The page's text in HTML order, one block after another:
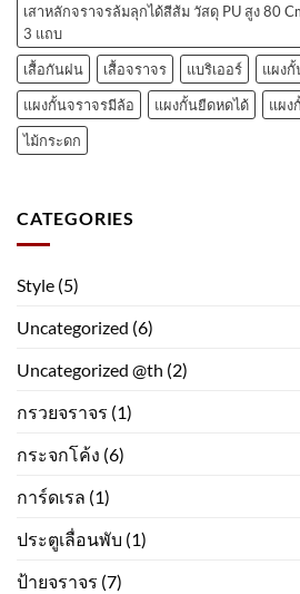
เสาหลักจราจรล้มลุกได้สีส้ม วัสดุ PU สูง 80
3 แถบ
เสื้อกันฝน
เสื้อจราจร แบริเออร์
แผงกั้
แผงกั้นจราจรมีล้อ
แผงกั้นยืดหดได้ แผง
ไม้กระดก
CATEGORIES
Style (5)
Uncategorized (6)
Uncategorized @th (2)
กรวยจราจร (1)
กระจกโค้ง (6)
การ์ดเรล (1)
ประตูเลื่อนพับ (1)
ป้ายจราจร (7)